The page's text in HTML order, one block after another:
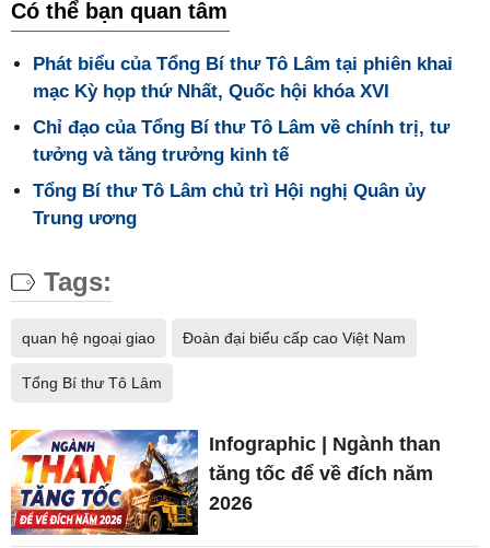
Có thể bạn quan tâm
Phát biểu của Tổng Bí thư Tô Lâm tại phiên khai
mạc Kỳ họp thứ Nhất, Quốc hội khóa XVI
Chỉ đạo của Tổng Bí thư Tô Lâm về chính trị, tư
tưởng và tăng trưởng kinh tế
Tổng Bí thư Tô Lâm chủ trì Hội nghị Quân ủy
Trung ương
Tags:
quan hệ ngoại giao Đoàn đại biểu cấp cao Việt Nam
Tổng Bí thư Tô Lâm
Infographic | Ngành than
tăng tốc để về đích năm
2026